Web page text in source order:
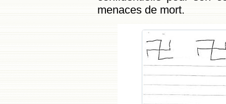
menaces de mort.